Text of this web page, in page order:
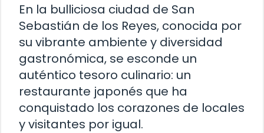
En la bulliciosa ciudad de San
Sebastián de los Reyes, conocida por
su vibrante ambiente y diversidad
gastronómica, se esconde un
auténtico tesoro culinario: un
restaurante japonés que ha
conquistado los corazones de locales
y visitantes por igual.